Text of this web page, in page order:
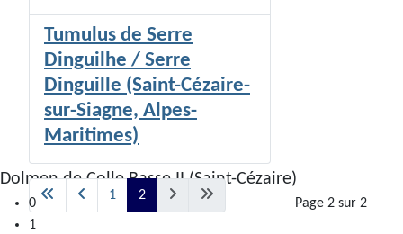
Dolmen de Colle Basse II (Saint-Cézaire)
0
1
Tumulus de Serre
Dinguilhe / Serre
Dinguille (Saint-Cézaire-
sur-Siagne, Alpes-
Maritimes)
Page 2 sur 2
1 2